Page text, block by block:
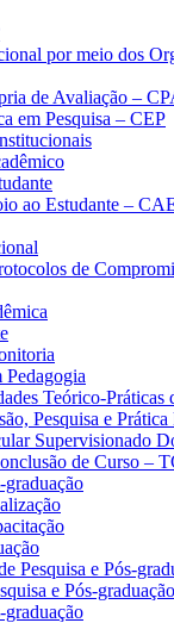
por meio dos
de Avaliação –
em Pesquisa – CEP
ao Estudante –
de
Pedagogia
Teórico-Práticas
Pesquisa e Prática
Supervisionado
de Curso –
graduação
Pesquisa e Pós-
e Pós-graduação
graduação